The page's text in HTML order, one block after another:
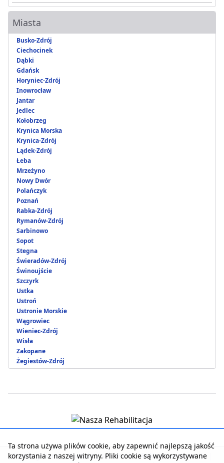
Miasta
Busko-Zdrój
Ciechocinek
Dąbki
Gdańsk
Horyniec-Zdrój
Inowrocław
Jantar
Jedlec
Kołobrzeg
Krynica Morska
Krynica-Zdrój
Lądek-Zdrój
Łeba
Mrzeżyno
Nowy Dwór
Polańczyk
Poznań
Rabka-Zdrój
Rymanów-Zdrój
Sarbinowo
Sopot
Stegna
Świeradów-Zdrój
Świnoujście
Szczyrk
Ustka
Ustroń
Ustronie Morskie
Wągrowiec
Wieniec-Zdrój
Wisła
Zakopane
Żegiestów-Zdrój
Strona główna | Kontakt z serwisem | Reklama w serwisie
Ta strona używa plików cookie, aby zapewnić najlepszą jakość
korzystania z naszej witryny. Pliki cookie są wykorzystywane